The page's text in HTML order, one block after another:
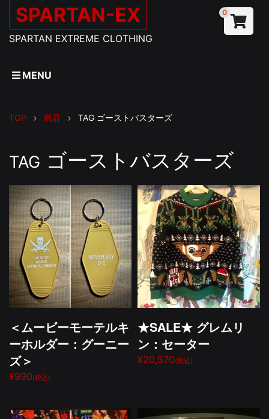
SPARTAN-EX
SPARTAN EXTREME CLOTHING
0
MENU
TOP 商品 TAG ゴーストバスターズ
TAG ゴーストバスターズ
＜ムービーモーテルキ
ーホルダー：グーニー
ズ＞
¥990(税込)
★SALE★ グレムリ
ン：セーター
¥20,570(税込)